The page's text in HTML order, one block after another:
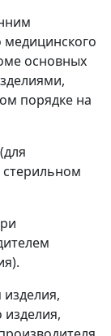
медицинского
основных
порядке на